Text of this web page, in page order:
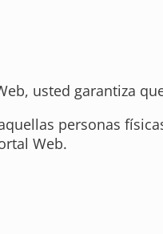
usted garantiza
personas
Web.